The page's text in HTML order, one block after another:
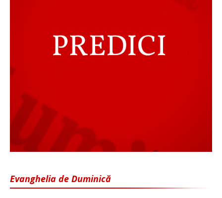
Evanghelia de Duminică